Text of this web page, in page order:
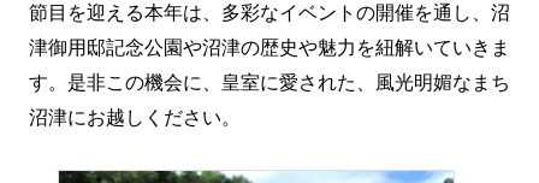
節目を迎える本年は、多彩なイベントの開催を通し、沼
津御用邸記念公園や沼津の歴史や魅力を紐解いていきま
す。是非この機会に、皇室に愛された、風光明媚なまち
沼津にお越しください。